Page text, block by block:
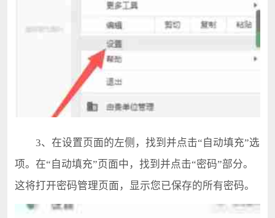
3、在设置页面的左侧，找到并点击“自动填充”选
项。在“自动填充”页面中，找到并点击“密码”部分。
这将打开密码管理页面，显示您已保存的所有密码。